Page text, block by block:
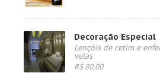
Decoração Especial
Lençóis de cetim e
velas
R$ 80,00